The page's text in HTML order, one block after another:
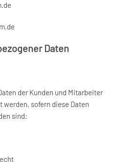
Daten
der Kunden und Mitarbeiter
werden, sofern diese Daten
sind: